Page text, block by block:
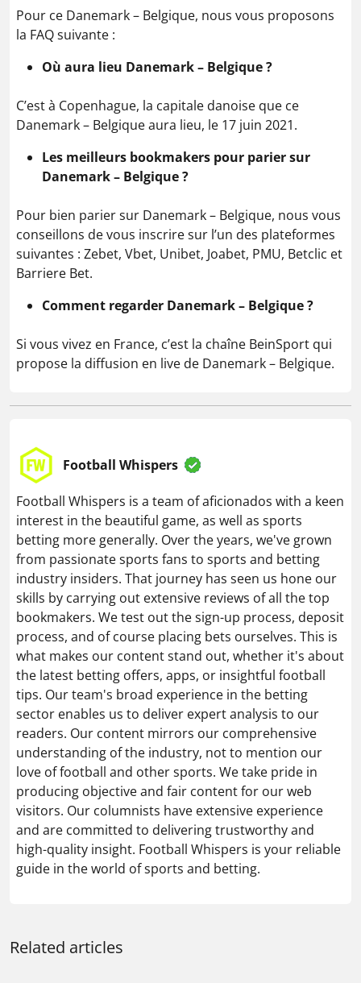
Pour ce Danemark – Belgique, nous vous proposons
la FAQ suivante :
Où aura lieu Danemark – Belgique ?
C’est à Copenhague, la capitale danoise que ce
Danemark – Belgique aura lieu, le 17 juin 2021.
Les meilleurs bookmakers pour parier sur
Danemark – Belgique ?
Pour bien parier sur Danemark – Belgique, nous vous
conseillons de vous inscrire sur l’un des plateformes
suivantes : Zebet, Vbet, Unibet, Joabet, PMU, Betclic et
Barriere Bet.
Comment regarder Danemark – Belgique ?
Si vous vivez en France, c’est la chaîne BeinSport qui
propose la diffusion en live de Danemark – Belgique.
Football Whispers
Football Whispers is a team of aficionados with a keen
interest in the beautiful game, as well as sports
betting more generally. Over the years, we've grown
from passionate sports fans to sports and betting
industry insiders. That journey has seen us hone our
skills by carrying out extensive reviews of all the top
bookmakers. We test out the sign-up process, deposit
process, and of course placing bets ourselves. This is
what makes our content stand out, whether it's about
the latest betting offers, apps, or insightful football
tips. Our team's broad experience in the betting
sector enables us to deliver expert analysis to our
readers. Our content mirrors our comprehensive
understanding of the industry, not to mention our
love of football and other sports. We take pride in
producing objective and fair content for our web
visitors. Our columnists have extensive experience
and are committed to delivering trustworthy and
high-quality insight. Football Whispers is your reliable
guide in the world of sports and betting.
Related articles